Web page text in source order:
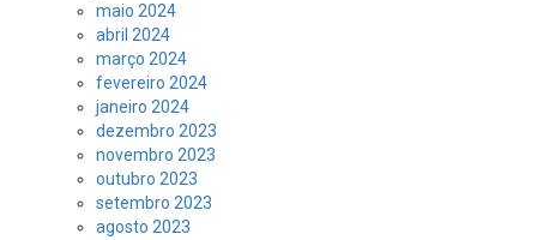
maio 2024
abril 2024
março 2024
fevereiro 2024
janeiro 2024
dezembro 2023
novembro 2023
outubro 2023
setembro 2023
agosto 2023